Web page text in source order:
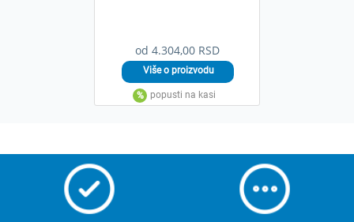
od 4.304,00 RSD